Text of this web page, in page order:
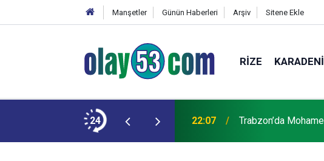
Manşetler Günün Haberleri Arşiv Sitene Ekle
RIZE
24 22:07 Trabzon’da